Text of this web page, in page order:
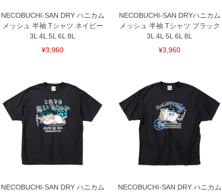
備考欄に股下●cmとご記入下さい。（裾上げ無料対象商品は1本につき税込6,000円以
上の品が対象。1本5,999円以下の商品は有料（500円+税）となります。）
出荷まで約1週間～20日間程お時間を頂く場合がございます。
尚、裾上げした商品は返品・交換不可となりますので、予めご了承下さい。
いている、極端なデザインが施されている等)
※当店での掲載商品は、実店鋪と在庫を共用しておりますので店頭での売り違い、店
舗からのお取り寄せ等により、お客様にご迷惑をお掛けしてしまう場合がございま
す。そのようなことがない様最大限に努めておりますが、もしあった場合速やかにご
連絡させて頂きますので予めご了承ください。
DETAIL
NECOBUCHI-SAN DRY ハニカム
メッシュ 半袖 Tシャツ ネイビー
3L 4L 5L 6L 8L
¥3,960
NECOBUCHI-SAN DRYハニカム
メッシュ 半袖 Tシャツ ブラック
3L 4L 5L 6L 8L
¥3,960
NECOBUCHI-SAN DRY ハニカム NECOBUCHI-SAN DRY ハニカム